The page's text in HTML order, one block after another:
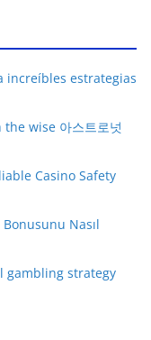
increíbles estrategias
wise 아스트로넛
Casino Safety
Nasıl
gambling strategy